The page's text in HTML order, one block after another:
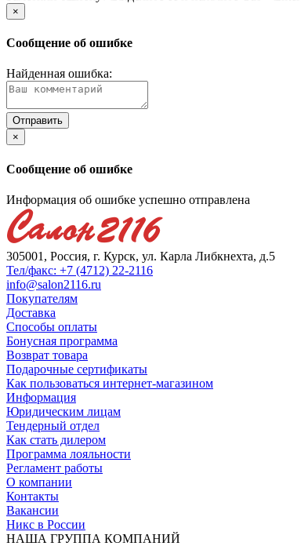
×
Сообщение об ошибке
Найденная ошибка:
×
Сообщение об ошибке
Информация об ошибке успешно отправлена
305001, Россия, г. Курск, ул. Карла Либкнехта, д.5
Тел/факс: +7 (4712) 22-2116
info@salon2116.ru
Покупателям
Доставка
Способы оплаты
Бонусная программа
Возврат товара
Подарочные сертификаты
Как пользоваться интернет-магазином
Информация
Юридическим лицам
Тендерный отдел
Как стать дилером
Программа лояльности
Регламент работы
О компании
Контакты
Вакансии
Никс в России
НАША ГРУППА КОМПАНИЙ